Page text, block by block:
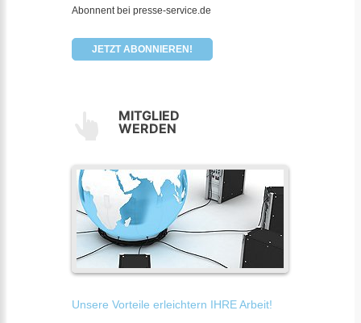
Abonnent bei presse-service.de
JETZT ABONNIEREN!
MITGLIED
WERDEN
Unsere Vorteile erleichtern IHRE Arbeit!